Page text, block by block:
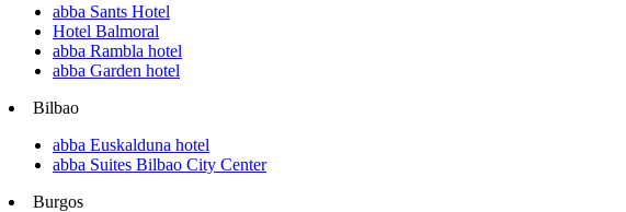
abba Sants Hotel
Hotel Balmoral
abba Rambla hotel
abba Garden hotel
Bilbao
abba Euskalduna hotel
abba Suites Bilbao City Center
Burgos